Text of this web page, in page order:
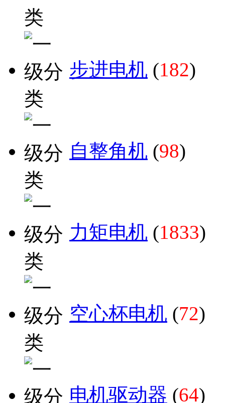
步进电机 (182)
自整角机 (98)
力矩电机 (1833)
空心杯电机 (72)
电机驱动器 (64)